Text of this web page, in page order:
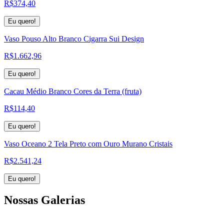
R$374,40
Eu quero!
Vaso Pouso Alto Branco Cigarra Sui Design
R$1.662,96
Eu quero!
Cacau Médio Branco Cores da Terra (fruta)
R$114,40
Eu quero!
Vaso Oceano 2 Tela Preto com Ouro Murano Cristais
R$2.541,24
Eu quero!
Nossas Galerias